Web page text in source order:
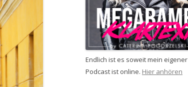
Endlich ist es soweit mein eigener
Podcast ist online. Hier anhören